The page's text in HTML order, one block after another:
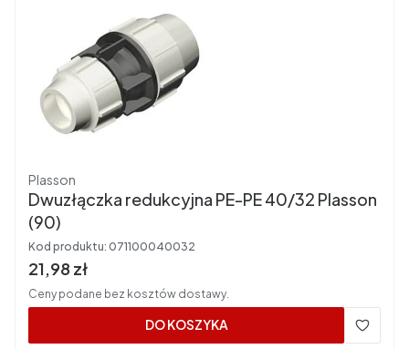
Producent
Plasson
Dwuzłączka redukcyjna PE-PE 40/32 Plasson
(90)
Kod produktu: 071100040032
Cena brutto
21,98 zł
Ceny podane bez kosztów dostawy.
DO KOSZYKA